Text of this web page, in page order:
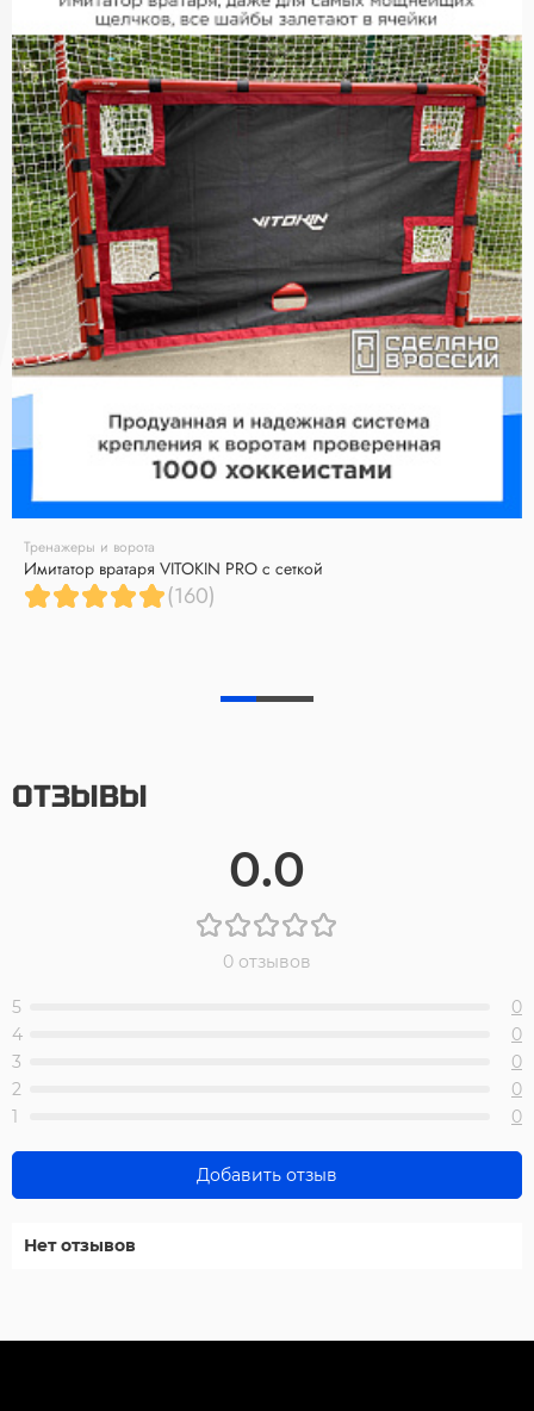
Тренажеры и ворота
Имитатор вратаря VITOKIN PRO с сеткой
(160)
ОТЗЫВЫ
0.0
0 отзывов
5
0
4
0
3
0
2
0
1
0
Добавить отзыв
Нет отзывов